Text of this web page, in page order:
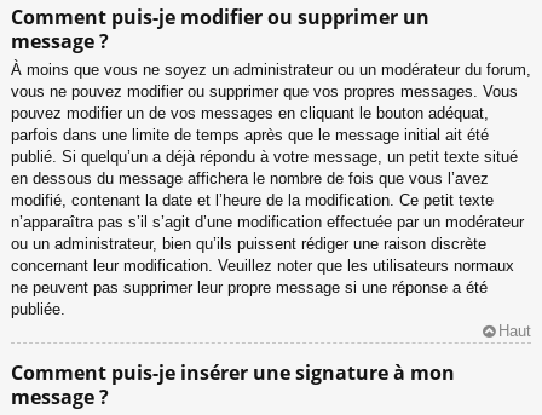
Comment puis-je modifier ou supprimer un
message ?
À moins que vous ne soyez un administrateur ou un modérateur du forum,
vous ne pouvez modifier ou supprimer que vos propres messages. Vous
pouvez modifier un de vos messages en cliquant le bouton adéquat,
parfois dans une limite de temps après que le message initial ait été
publié. Si quelqu’un a déjà répondu à votre message, un petit texte situé
en dessous du message affichera le nombre de fois que vous l’avez
modifié, contenant la date et l’heure de la modification. Ce petit texte
n’apparaîtra pas s’il s’agit d’une modification effectuée par un modérateur
ou un administrateur, bien qu’ils puissent rédiger une raison discrète
concernant leur modification. Veuillez noter que les utilisateurs normaux
ne peuvent pas supprimer leur propre message si une réponse a été
publiée.
Haut
Comment puis-je insérer une signature à mon
message ?